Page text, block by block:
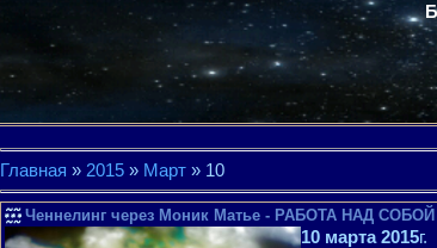
Главная » 2015 » Март » 10
Ченнелинг через Моник Матье - РАБОТА НАД СОБОЙ
10 марта 2015г.